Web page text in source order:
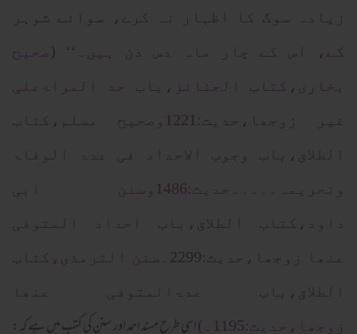
زیادہ سوگ کا اظہار نہ کرے، سوائے شوہر
کے، اس کے چار ماہ دس دن ہیں۔‘‘ (صحیح
بخاری،کتاب الجنائز،باب حد المراۃعلی
غیر زوجھا،حدیث:1221وصحیح مسلم،کتاب
الطلاق،باب وجوب الاحداد فی عدۃ الوفاۃ
وتحریمہ۔۔۔۔۔حدیث:1486وسنن ابی
داود،کتاب الطلاق،باب احداد المتوفی
عنھا زوجھا،حدیث:2299۔سنن الترمذی،کتاب
الطلاق،باب عدۃالمتوفی عنھا
زوجھا،حدیث:1195۔)
اسی طرح مسند احمد اور سنن کی کتب میں ہے کہ: